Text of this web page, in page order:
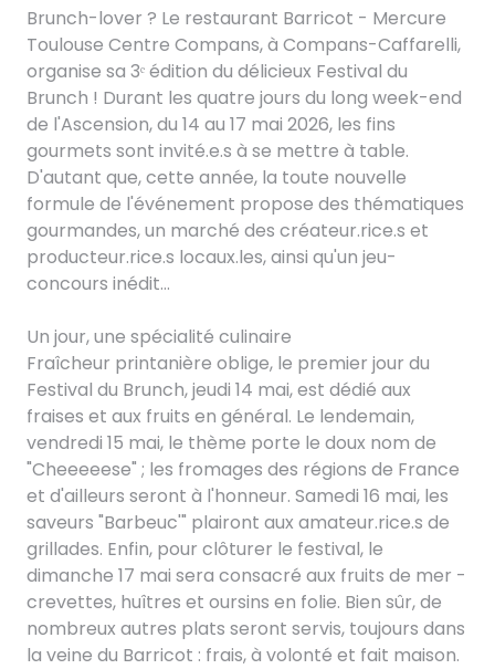
Brunch-lover ? Le restaurant Barricot - Mercure
Toulouse Centre Compans, à Compans-Caffarelli,
organise sa 3ᵉ édition du délicieux Festival du
Brunch ! Durant les quatre jours du long week-end
de l'Ascension, du 14 au 17 mai 2026, les fins
gourmets sont invité.e.s à se mettre à table.
D'autant que, cette année, la toute nouvelle
formule de l'événement propose des thématiques
gourmandes, un marché des créateur.rice.s et
producteur.rice.s locaux.les, ainsi qu'un jeu-
concours inédit...
Un jour, une spécialité culinaire
Fraîcheur printanière oblige, le premier jour du
Festival du Brunch, jeudi 14 mai, est dédié aux
fraises et aux fruits en général. Le lendemain,
vendredi 15 mai, le thème porte le doux nom de
"Cheeeeese" ; les fromages des régions de France
et d'ailleurs seront à l'honneur. Samedi 16 mai, les
saveurs "Barbeuc'" plairont aux amateur.rice.s de
grillades. Enfin, pour clôturer le festival, le
dimanche 17 mai sera consacré aux fruits de mer -
crevettes, huîtres et oursins en folie. Bien sûr, de
nombreux autres plats seront servis, toujours dans
la veine du Barricot : frais, à volonté et fait maison.